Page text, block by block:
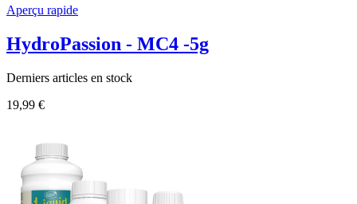
Aperçu rapide
HydroPassion - MC4 -5g
Derniers articles en stock
19,99 €